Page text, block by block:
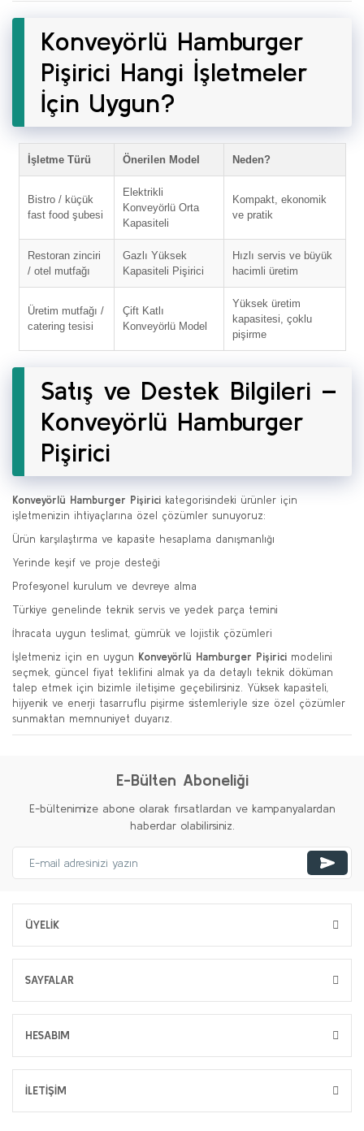
Konveyörlü Hamburger
Pişirici Hangi İşletmeler
İçin Uygun?
İşletme Türü Önerilen Model Neden?
Bistro / küçük
fast food şubesi
Elektrikli
Konveyörlü Orta
Kapasiteli
Kompakt, ekonomik
ve pratik
Restoran zinciri
/ otel mutfağı
Gazlı Yüksek
Kapasiteli Pişirici
Hızlı servis ve büyük
hacimli üretim
Üretim mutfağı /
catering tesisi
Çift Katlı
Konveyörlü Model
Yüksek üretim
kapasitesi, çoklu
pişirme
Satış ve Destek Bilgileri –
Konveyörlü Hamburger
Pişirici
Konveyörlü Hamburger Pişirici kategorisindeki ürünler için
işletmenizin ihtiyaçlarına özel çözümler sunuyoruz:
Ürün karşılaştırma ve kapasite hesaplama danışmanlığı
Yerinde keşif ve proje desteği
Profesyonel kurulum ve devreye alma
Türkiye genelinde teknik servis ve yedek parça temini
İhracata uygun teslimat, gümrük ve lojistik çözümleri
İşletmeniz için en uygun Konveyörlü Hamburger Pişirici modelini
seçmek, güncel fiyat teklifini almak ya da detaylı teknik döküman
talep etmek için bizimle iletişime geçebilirsiniz. Yüksek kapasiteli,
hijyenik ve enerji tasarruflu pişirme sistemleriyle size özel çözümler
sunmaktan memnuniyet duyarız.
E-Bülten Aboneliği
E-bültenimize abone olarak fırsatlardan ve kampanyalardan
haberdar olabilirsiniz.
ÜYELİK
SAYFALAR
HESABIM
İLETİŞİM